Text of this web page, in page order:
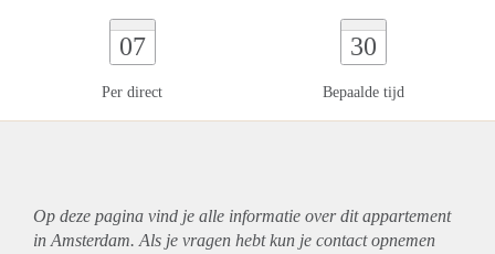
07
Per direct
30
Bepaalde tijd
Op deze pagina vind je alle informatie over ditappartement
in Amsterdam. Als je vragen hebt kun je contact opnemen